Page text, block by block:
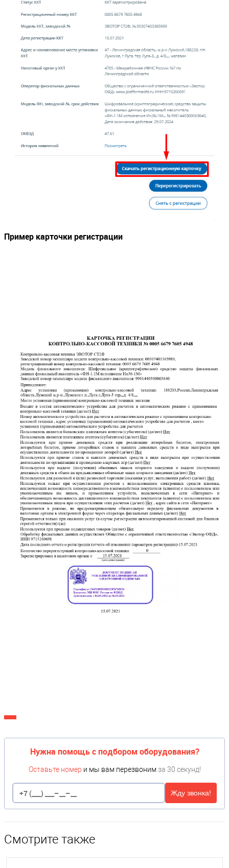
Пример карточки регистрации
Нужна помощь с подбором оборудования?
Оставьте номер и мы вам перезвоним за 30 секунд!
Жду звонка!
Смотрите также